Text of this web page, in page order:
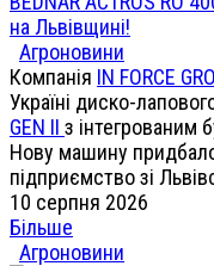
на Львівщині!
Агроновини
Компанія IN FORCE
Україні диско-
GEN II з інтегрованим
Нову машину
підприємство зі
10 серпня 2026
Більше
Агроновини